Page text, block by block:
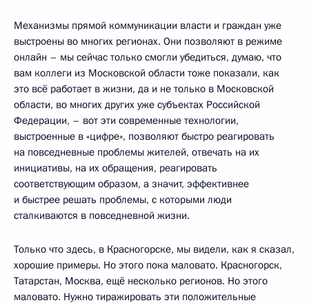
Механизмы прямой коммуникации власти и граждан уже
выстроены во многих регионах. Они позволяют в режиме
онлайн – мы сейчас только смогли убедиться, думаю, что
вам коллеги из Московской области тоже показали, как
это всё работает в жизни, да и не только в Московской
области, во многих других уже субъектах Российской
Федерации, – вот эти современные технологии,
выстроенные в «цифре», позволяют быстро реагировать
на повседневные проблемы жителей, отвечать на их
инициативы, на их обращения, реагировать
соответствующим образом, а значит, эффективнее
и быстрее решать проблемы, с которыми люди
сталкиваются в повседневной жизни.
Только что здесь, в Красногорске, мы видели, как я сказал,
хорошие примеры. Но этого пока маловато. Красногорск,
Татарстан, Москва, ещё несколько регионов. Но этого
маловато. Нужно тиражировать эти положительные